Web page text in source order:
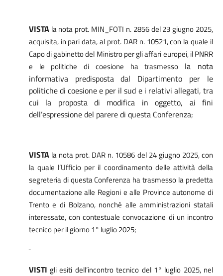
VISTAla nota prot. MIN_FOTI n. 2856 del 23 giugno 2025,
acquisita, in pari data, al prot. DAR n. 10521, con la quale il
Capo di gabinetto del Ministro per gli affari europei, il PNRR
e le politiche di coesione ha trasmesso la nota
informativa predisposta dal Dipartimento per le
politiche di coesione e per il sud e i relativi allegati, tra
cui la proposta di modifica in oggetto, ai fini
dell’espressione del parere di questa Conferenza;
VISTAla nota prot. DAR n. 10586 del 24 giugno 2025, con
la quale l’Ufficio per il coordinamento delle attività della
segreteria di questa Conferenza ha trasmesso la predetta
documentazione alle Regioni e alle Province autonome di
Trento e di Bolzano, nonché alle amministrazioni statali
interessate, con contestuale convocazione di un incontro
tecnico per il giorno 1° luglio 2025;
VISTI gli esiti dell’incontro tecnico del 1° luglio 2025, nel